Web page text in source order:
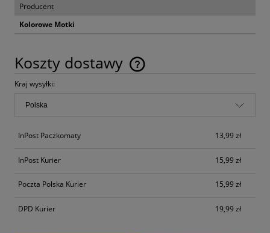
Producent
Kolorowe Motki
Koszty dostawy
Cena nie zawiera ewentualnych kosztów płatności
Kraj wysyłki:
InPost Paczkomaty 13,99 zł
InPost Kurier 15,99 zł
Poczta Polska Kurier 15,99 zł
DPD Kurier 19,99 zł